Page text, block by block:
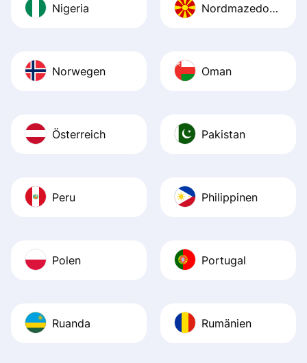
Nigeria Nordmazedonien
Norwegen Oman
Österreich Pakistan
Peru Philippinen
Polen Portugal
Ruanda Rumänien